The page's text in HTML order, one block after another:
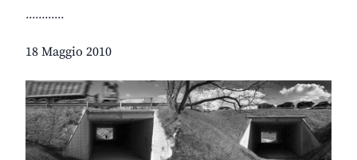
............
18 Maggio 2010